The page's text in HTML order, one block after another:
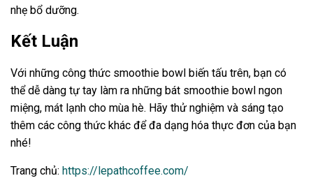
nhẹ bổ dưỡng.
Kết Luận
Với những công thức smoothie bowl biến tấu trên, bạn có
thể dễ dàng tự tay làm ra những bát smoothie bowl ngon
miệng, mát lạnh cho mùa hè. Hãy thử nghiệm và sáng tạo
thêm các công thức khác để đa dạng hóa thực đơn của bạn
nhé!
Trang chủ: https://lepathcoffee.com/